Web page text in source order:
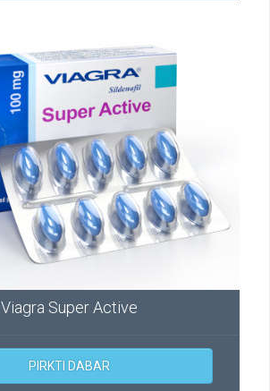
Viagra Super Active
PIRKTI DABAR